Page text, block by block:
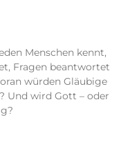
Menschen kennt,
Fragen beantwortet
würden Gläubige
Und wird Gott – oder